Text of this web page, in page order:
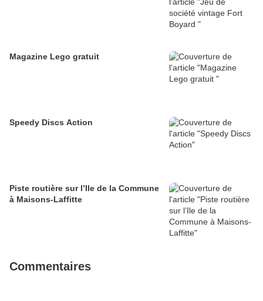
Magazine Lego gratuit
Speedy Discs Action
Piste routière sur l’Ile de la Commune
à Maisons-Laffitte
Commentaires